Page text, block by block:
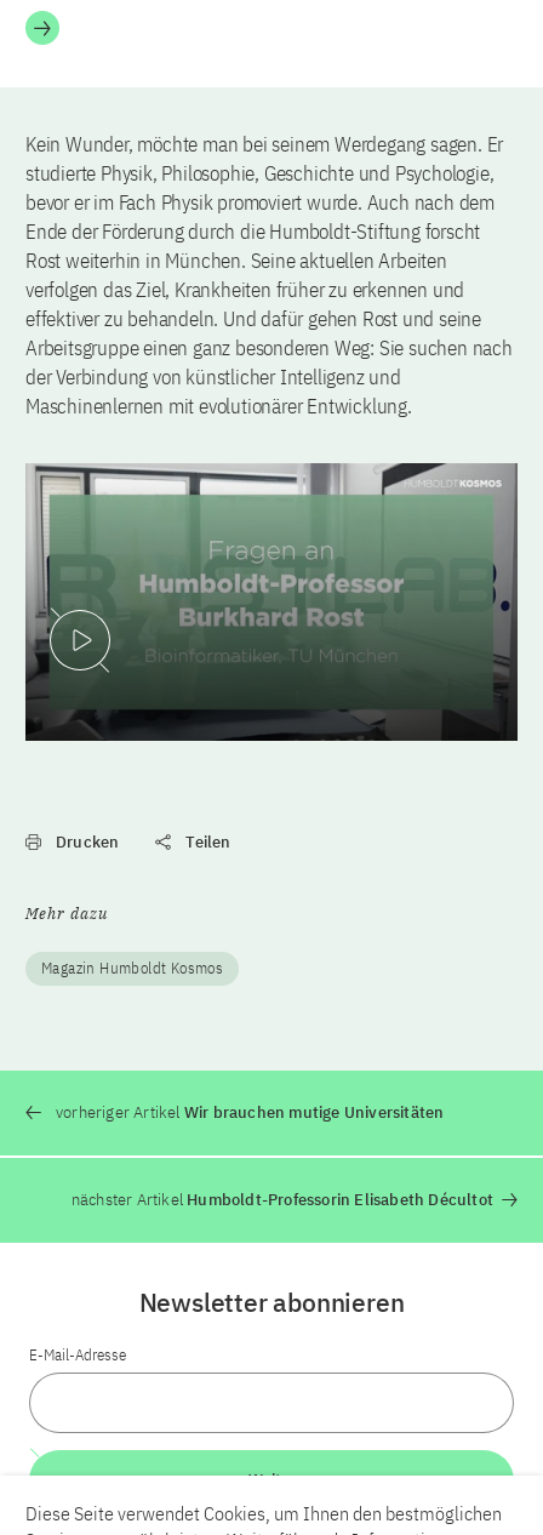
Kein Wunder, möchte man bei seinem Werdegang sagen. Er
studierte Physik, Philosophie, Geschichte und Psychologie,
bevor er im Fach Physik promoviert wurde. Auch nach dem
Ende der Förderung durch die Humboldt-Stiftung forscht
Rost weiterhin in München. Seine aktuellen Arbeiten
verfolgen das Ziel, Krankheiten früher zu erkennen und
effektiver zu behandeln. Und dafür gehen Rost und seine
Arbeitsgruppe einen ganz besonderen Weg: Sie suchen nach
der Verbindung von künstlicher Intelligenz und
Maschinenlernen mit evolutionärer Entwicklung.
Video abspielen
Drucken Teilen
Mehr dazu
Magazin Humboldt Kosmos
vorheriger Artikel Wir brauchen mutige Universitäten
nächster Artikel Humboldt-Professorin Elisabeth Décultot
Newsletter abonnieren
E-Mail-Adresse
Weiter
Diese Seite verwendet Cookies, um Ihnen den bestmöglichen